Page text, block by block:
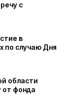
с
в
по случаю Дня
области
от фонда